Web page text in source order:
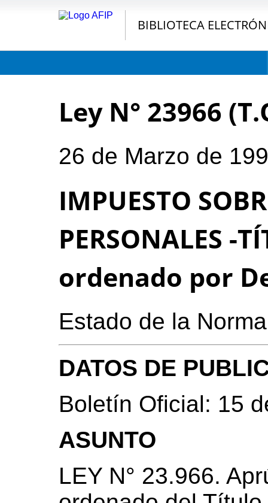
BIBLIOTECA
Ley N° 23966
26 de Marzo de
IMPUESTO
PERSONALES -
ordenado por
Estado de la
DATOS DE
Boletín Oficial: 15
ASUNTO
LEY N° 23.966.